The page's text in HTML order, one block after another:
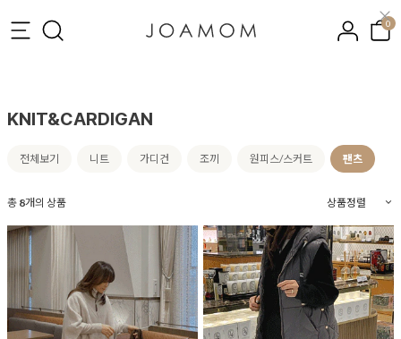
0
KNIT&CARDIGAN
전체보기 니트 가디건 조끼 원피스/스커트 팬츠
총 8개의 상품